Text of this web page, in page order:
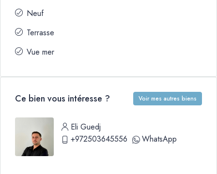
Neuf
Terrasse
Vue mer
Ce bien vous intéresse ? Voir mes autres biens
Eli Guedj
+972503645556
WhatsApp